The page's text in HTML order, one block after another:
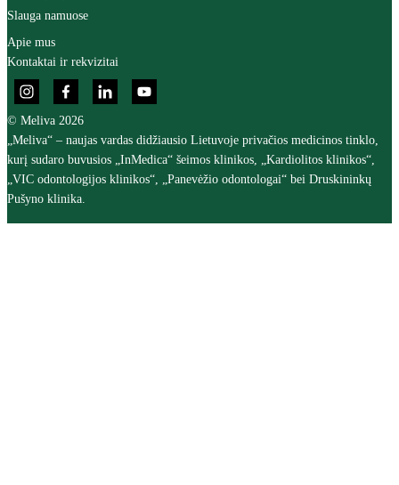
Slauga namuose
Apie mus
Kontaktai ir rekvizitai
© Meliva 2026
„Meliva“ – naujas vardas didžiausio Lietuvoje privačios medicinos tinklo,
kurį sudaro buvusios „InMedica“ šeimos klinikos, „Kardiolitos klinikos“,
„VIC odontologijos klinikos“, „Panevėžio odontologai“ bei Druskininkų
Pušyno klinika.